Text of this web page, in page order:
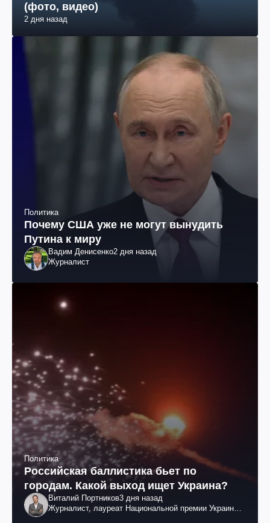
(фото, видео)
2 дня назад
Политика
Почему США уже не могут вынудить
Путина к миру
Вадим Денисенко2 дня назад
Журналист
Политика
Российская баллистика бьет по
городам. Какой выход ищет Украина?
Виталий Портников3 дня назад
Журналист, лауреат Национальной премии Украины